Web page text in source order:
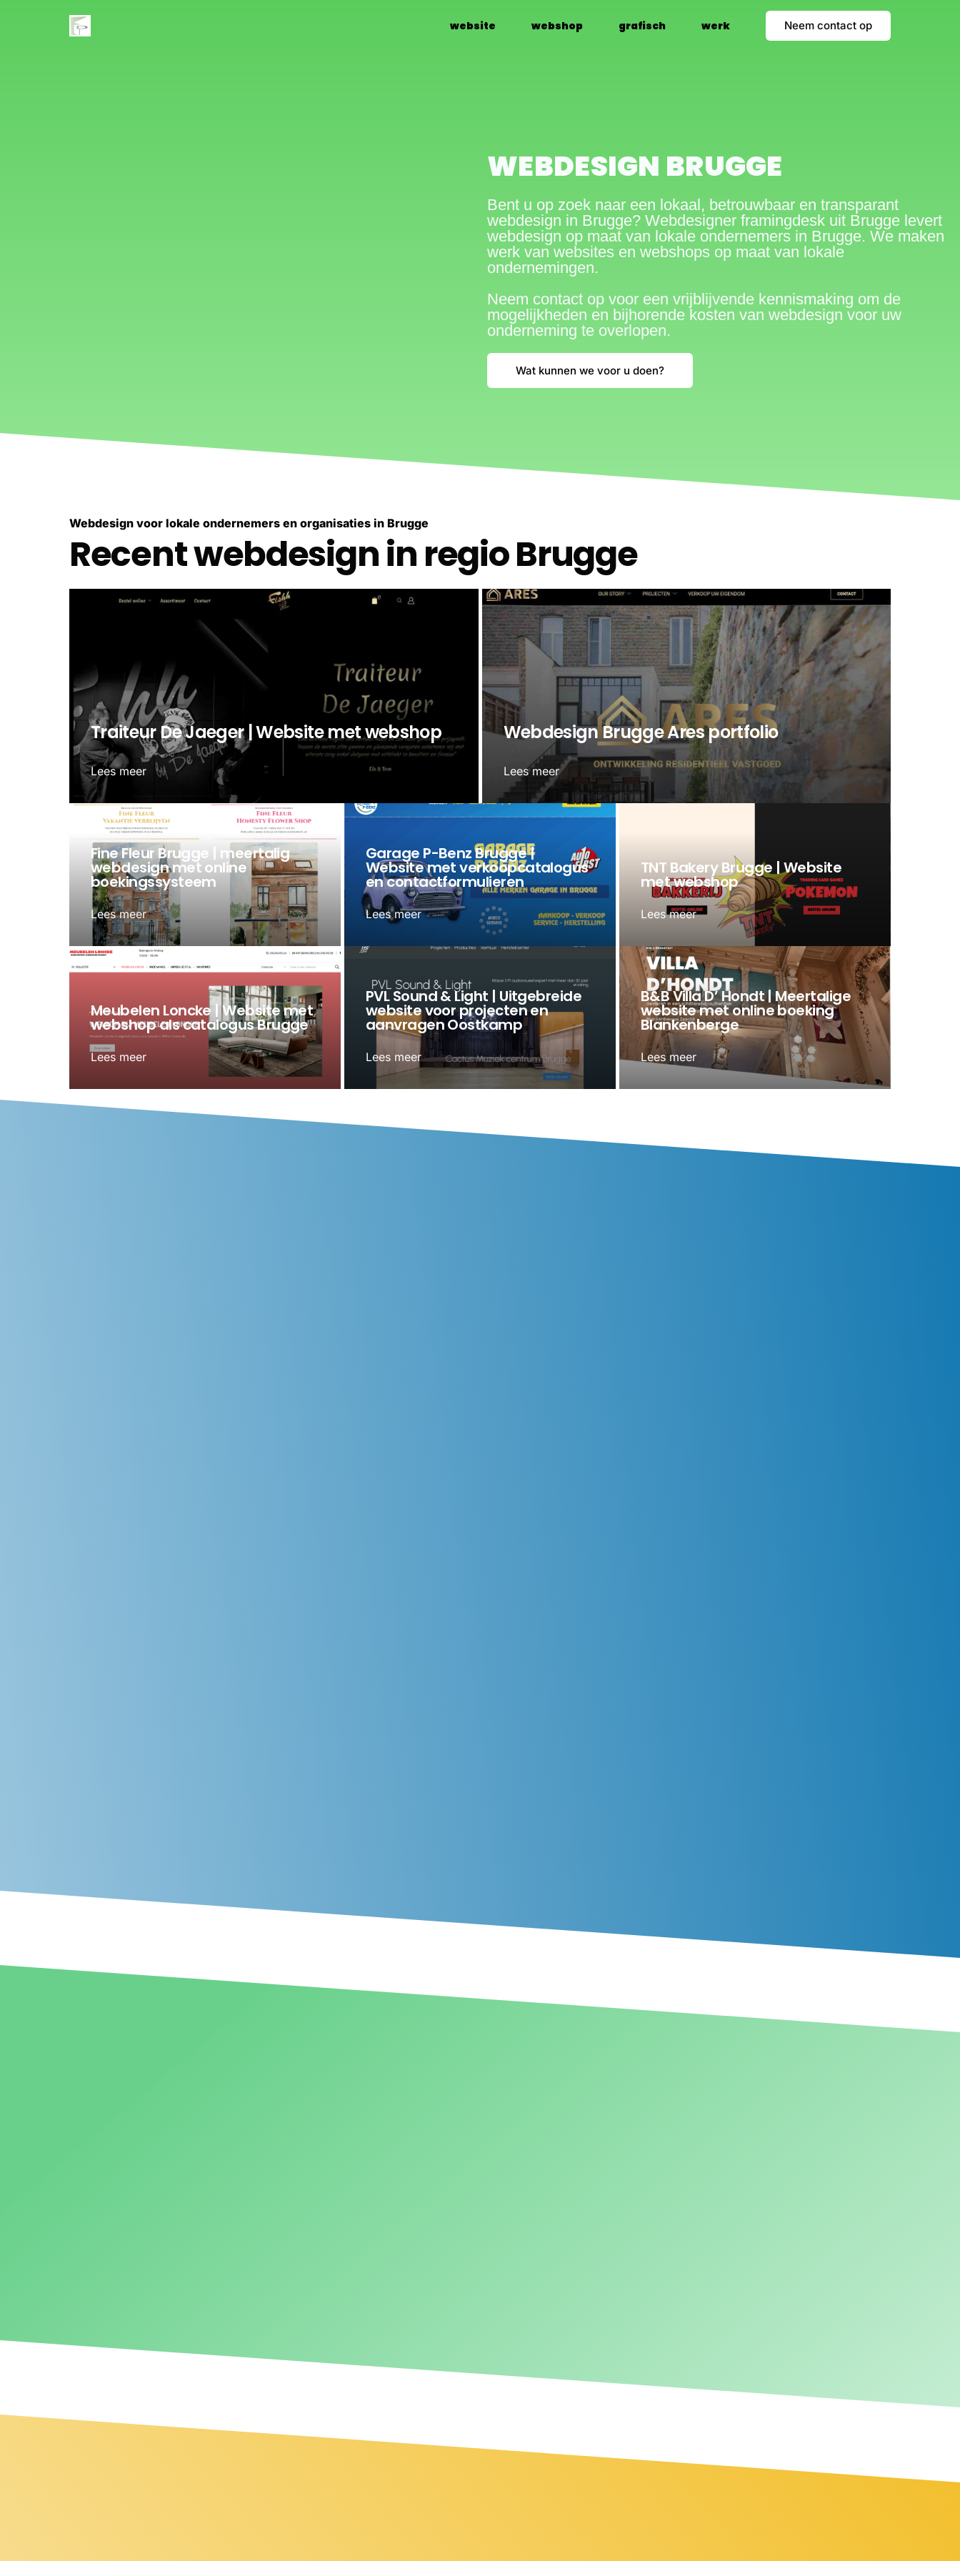
website webshop grafisch werk Neem contact op
WEBDESIGN BRUGGE
Bent u op zoek naar een lokaal, betrouwbaar en transparant
webdesign in Brugge? Webdesigner framingdesk uit Brugge levert
webdesign op maat van lokale ondernemers in Brugge. We maken
werk van websites en webshops op maat van lokale
ondernemingen.
Neem contact op voor een vrijblijvende kennismaking om de
mogelijkheden en bijhorende kosten van webdesign voor uw
onderneming te overlopen.
Wat kunnen we voor u doen?
Webdesign voor lokale ondernemers en organisaties in Brugge
Recent webdesign in regio Brugge
Traiteur De Jaeger | Website met webshop
Lees meer
Webdesign Brugge Ares portfolio
Lees meer
Fine Fleur Brugge | meertalig
webdesign met online
boekingssysteem
Lees meer
Garage P-Benz Brugge |
Website met verkoopcatalogus
en contactformulieren
Lees meer
TNT Bakery Brugge | Website
met webshop
Lees meer
Meubelen Loncke | Website met
webshop als catalogus Brugge
Lees meer
PVL Sound & Light | Uitgebreide
website voor projecten en
aanvragen Oostkamp
Lees meer
B&B Villa D’ Hondt | Meertalige
website met online boeking
Blankenberge
Lees meer